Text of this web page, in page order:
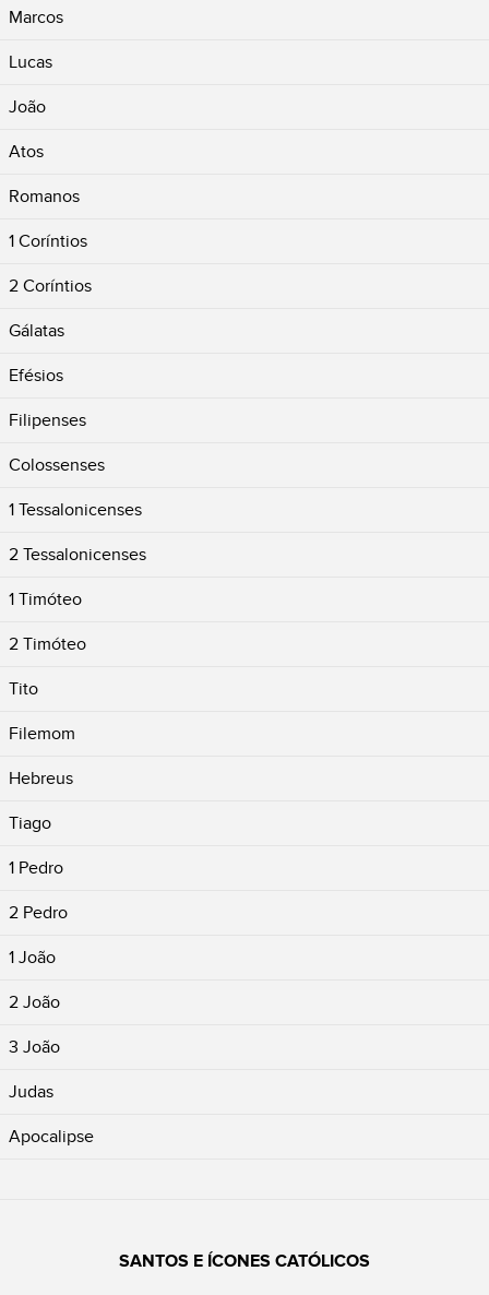
Marcos
Lucas
João
Atos
Romanos
1 Coríntios
2 Coríntios
Gálatas
Efésios
Filipenses
Colossenses
1 Tessalonicenses
2 Tessalonicenses
1 Timóteo
2 Timóteo
Tito
Filemom
Hebreus
Tiago
1 Pedro
2 Pedro
1 João
2 João
3 João
Judas
Apocalipse
SANTOS E ÍCONES CATÓLICOS